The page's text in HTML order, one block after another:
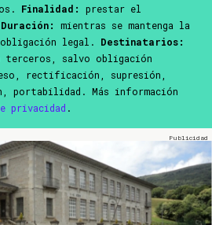
Finalidad:
prestar el
Duración:
mientras se mantenga la
legal. Destinatarios:
terceros, salvo obligación
rectificación, supresión,
portabilidad. Más información
privacidad .